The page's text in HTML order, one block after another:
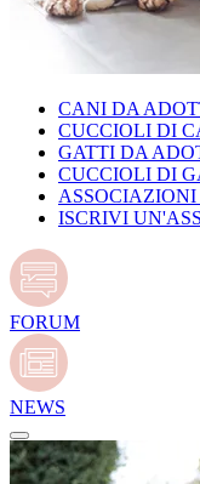
CANI DA
CUCCIOLI DI
GATTI DA
CUCCIOLI DI
ISCRIVI
FORUM
NEWS